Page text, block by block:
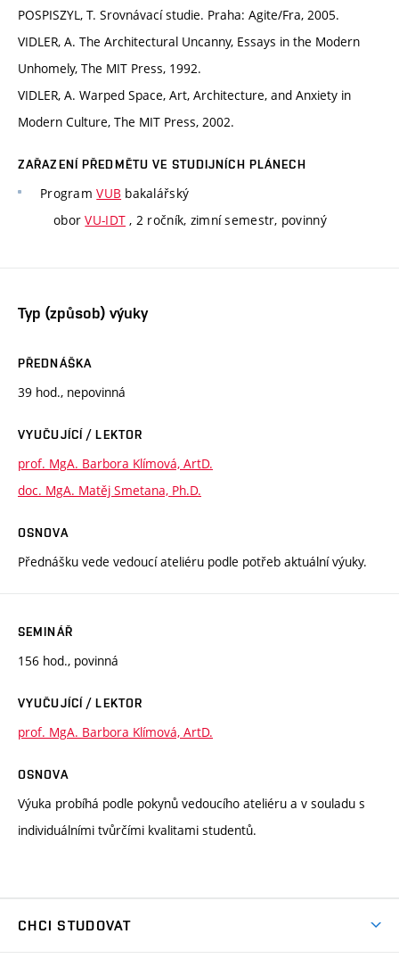
POSPISZYL, T. Srovnávací studie. Praha: Agite/Fra, 2005.
VIDLER, A. The Architectural Uncanny, Essays in the Modern
Unhomely, The MIT Press, 1992.
VIDLER, A. Warped Space, Art, Architecture, and Anxiety in
Modern Culture, The MIT Press, 2002.
ZAŘAZENÍ PŘEDMĚTU VE STUDIJNÍCH PLÁNECH
ProgramVUB bakalářský
oborVU-IDT , 2 ročník, zimní semestr, povinný
Typ (způsob) výuky
PŘEDNÁŠKA
39 hod., nepovinná
VYUČUJÍCÍ / LEKTOR
prof. MgA. Barbora Klímová, ArtD.
doc. MgA. Matěj Smetana, Ph.D.
OSNOVA
Přednášku vede vedoucí ateliéru podle potřeb aktuální výuky.
SEMINÁŘ
156 hod., povinná
VYUČUJÍCÍ / LEKTOR
prof. MgA. Barbora Klímová, ArtD.
OSNOVA
Výuka probíhá podle pokynů vedoucího ateliéru a v souladu s
individuálními tvůrčími kvalitami studentů.
CHCI STUDOVAT